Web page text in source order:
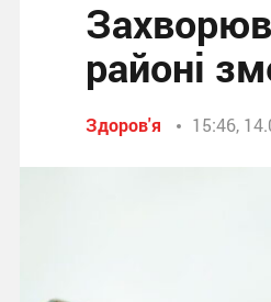
районі
Здоров'я 15:46,